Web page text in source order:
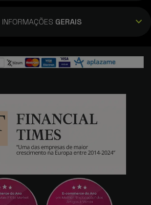
INFORMAÇÕES GERAIS